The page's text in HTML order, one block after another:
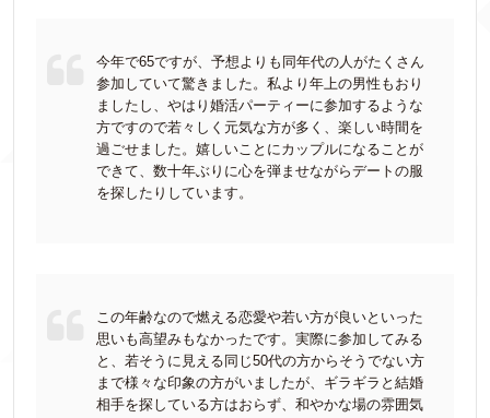
今年で65ですが、予想よりも同年代の人がたくさん
参加していて驚きました。私より年上の男性もおり
ましたし、やはり婚活パーティーに参加するような
方ですので若々しく元気な方が多く、楽しい時間を
過ごせました。嬉しいことにカップルになることが
できて、数十年ぶりに心を弾ませながらデートの服
を探したりしています。
この年齢なので燃える恋愛や若い方が良いといった
思いも高望みもなかったです。実際に参加してみる
と、若そうに見える同じ50代の方からそうでない方
まで様々な印象の方がいましたが、ギラギラと結婚
相手を探している方はおらず、和やかな場の雰囲気